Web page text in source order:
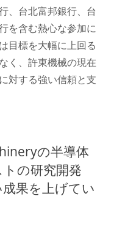
、台北富邦銀行、台
を含む熱心な参加に
目標を大幅に上回る
く、許東機械の現在
対する強い信頼と支
の半導体
の研究開発
果を上げてい